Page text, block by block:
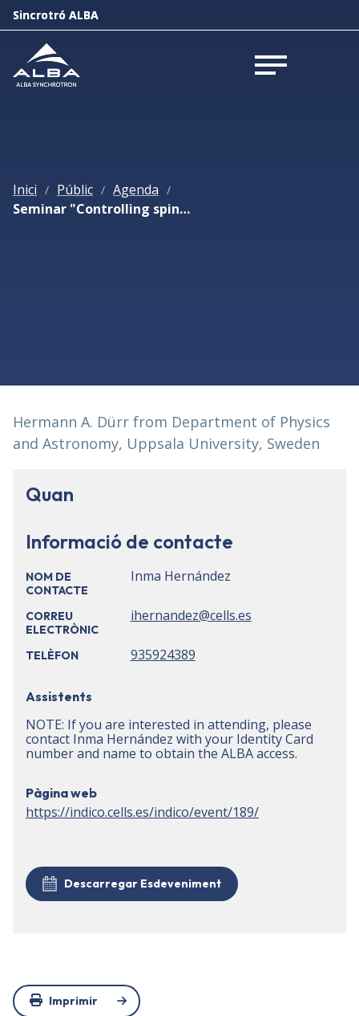
Sincrotró ALBA
Obrir menú
Inici / Públic / Agenda /
Seminar "Controlling spins in space and time"
Hermann A. Dürr from Department of Physics
and Astronomy, Uppsala University, Sweden
Quan
Informació de contacte
NOM DE
CONTACTE
Inma Hernández
CORREU
ELECTRÒNIC
ihernandez@cells.es
TELÈFON 935924389
Assistents
NOTE: If you are interested in attending, please
contact Inma Hernández with your Identity Card
number and name to obtain the ALBA access.
Pàgina web
https://indico.cells.es/indico/event/189/
Descarregar Esdeveniment
Imprimir
Sincrotró ALBA
Obrir menú